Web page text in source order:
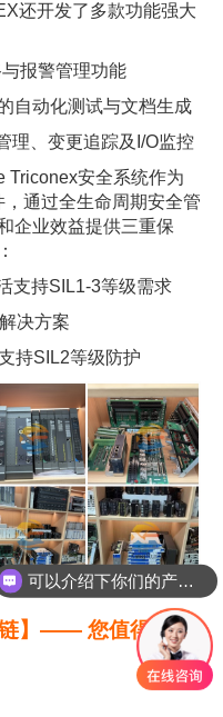
还开发了多款功能强大
报警管理功能
自动化测试与文档生成
理、变更追踪及I/O监控
Triconex安全系统作为
通过全生命周期安全管
企业效益提供三重保
支持SIL1-3等级需求
决方案
持SIL2等级防护
链】—— 您值得信赖
可以介绍下你们的产品么
你们是怎么收费的呢